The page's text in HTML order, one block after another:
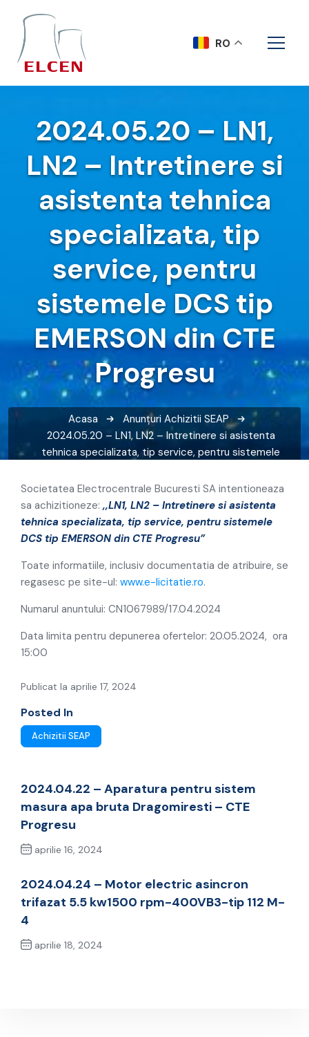
2024.05.20 – LN1,
LN2 – Intretinere si
asistenta tehnica
specializata, tip
service, pentru
sistemele DCS tip
EMERSON din CTE
Progresu
Acasa Anunțuri Achizitii SEAP
2024.05.20 – LN1, LN2 – Intretinere si asistenta
tehnica specializata, tip service, pentru sistemele
Societatea Electrocentrale Bucuresti SA intentioneaza
sa achizitioneze: ,,LN1, LN2 – Intretinere si asistenta
tehnica specializata, tip service, pentru sistemele
DCS tip EMERSON din CTE Progresu”
Toate informatiile, inclusiv documentatia de atribuire, se
regasesc pe site-ul: www.e-licitatie.ro.
Numarul anuntului: CN1067989/17.04.2024
Data limita pentru depunerea ofertelor: 20.05.2024, ora
15:00
Publicat la aprilie 17, 2024
Posted In
Achizitii SEAP
2024.04.22 – Aparatura pentru sistem
masura apa bruta Dragomiresti – CTE
Progresu
aprilie 16, 2024
2024.04.24 – Motor electric asincron
trifazat 5.5 kw1500 rpm-400VB3-tip 112 M-
4
aprilie 18, 2024
RO